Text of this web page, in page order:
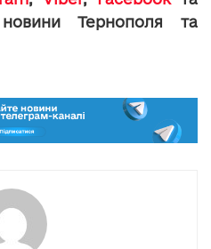
Тернополя та